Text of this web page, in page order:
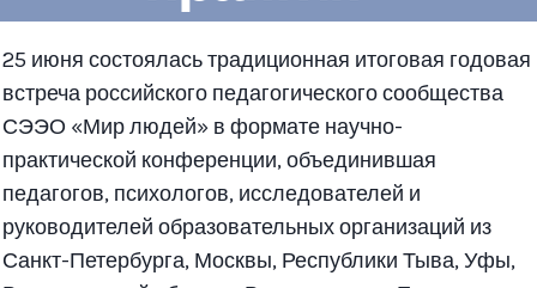
25 июня состоялась традиционная итоговая годовая
встреча российского педагогического сообщества
СЭЭО «Мир людей» в формате научно-
практической конференции, объединившая
педагогов, психологов, исследователей и
руководителей образовательных организаций из
Санкт-Петербурга, Москвы, Республики Тыва, Уфы,